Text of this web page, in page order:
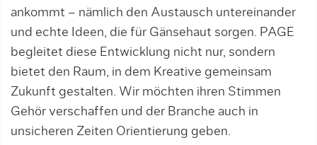
ankommt – nämlich den Austausch untereinander
und echte Ideen, die für Gänsehaut sorgen. PAGE
begleitet diese Entwicklung nicht nur, sondern
bietet den Raum, in dem Kreative gemeinsam
Zukunft gestalten. Wir möchten ihren Stimmen
Gehör verschaffen und der Branche auch in
unsicheren Zeiten Orientierung geben.